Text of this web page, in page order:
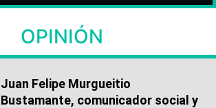
OPINIÓN
Juan Felipe Murgueitio
Bustamante, comunicador social y